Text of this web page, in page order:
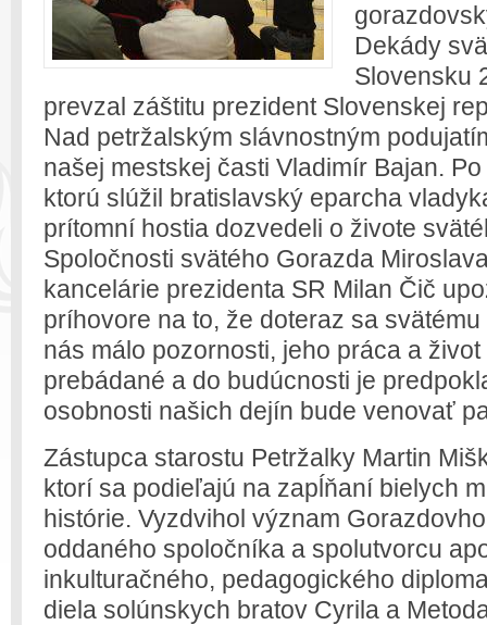
Dekády
Slovensku
prevzal záštitu prezident Slovenskej
Nad petržalským slávnostným
našej mestskej časti Vladimír Bajan.
ktorú slúžil bratislavský eparcha
prítomní hostia dozvedeli o živote
Spoločnosti svätého Gorazda
kancelárie prezidenta SR Milan Čič
príhovore na to, že doteraz sa
nás málo pozornosti, jeho práca a
prebádané a do budúcnosti je
osobnosti našich dejín bude venovať
Zástupca starostu Petržalky Martin
ktorí sa podieľajú na zapĺňaní bielych
histórie. Vyzdvihol význam
oddaného spoločníka a spolutvorcu
inkulturačného, pedagogického
diela solúnskych bratov Cyrila a